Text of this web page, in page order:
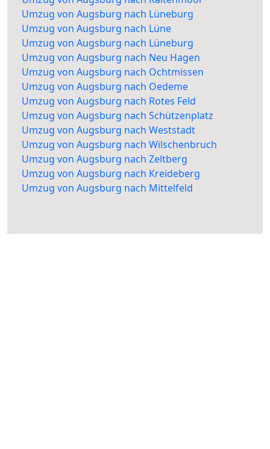
Umzug von Augsburg nach Lüneburg
Umzug von Augsburg nach Lüne
Umzug von Augsburg nach Lüneburg
Umzug von Augsburg nach Neu Hagen
Umzug von Augsburg nach Ochtmissen
Umzug von Augsburg nach Oedeme
Umzug von Augsburg nach Rotes Feld
Umzug von Augsburg nach Schützenplatz
Umzug von Augsburg nach Weststadt
Umzug von Augsburg nach Wilschenbruch
Umzug von Augsburg nach Zeltberg
Umzug von Augsburg nach Kreideberg
Umzug von Augsburg nach Mittelfeld